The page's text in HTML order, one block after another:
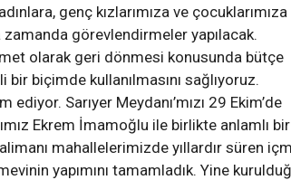
genç kızlarımıza ve çocuklarımıza
zamanda görevlendirmeler yapılacak.
olarak geri dönmesi konusunda bütçe
bir biçimde kullanılmasını sağlıyoruz.
Sarıyer Meydanı’mızı 29 Ekim’de
Ekrem İmamoğlu ile birlikte anlamlı bir
mahallelerimizde yıllardır süren
yapımını tamamladık. Yine